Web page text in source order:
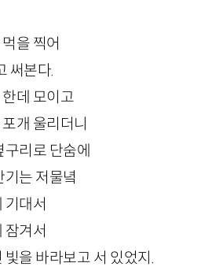
을 찍어
써본다.
데 모이고
개 울리더니
구리로 단숨에
기는 저물녘
기대서
잠겨서
을 바라보고 서 있었지.